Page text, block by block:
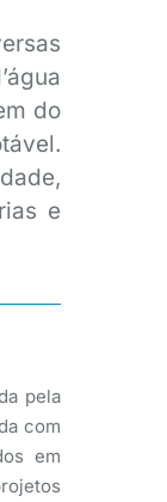
do
e
pela
com
em